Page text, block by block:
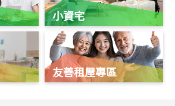
小資宅
友善租屋專區